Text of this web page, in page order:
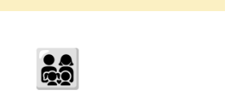
👨‍👩‍👧‍👦